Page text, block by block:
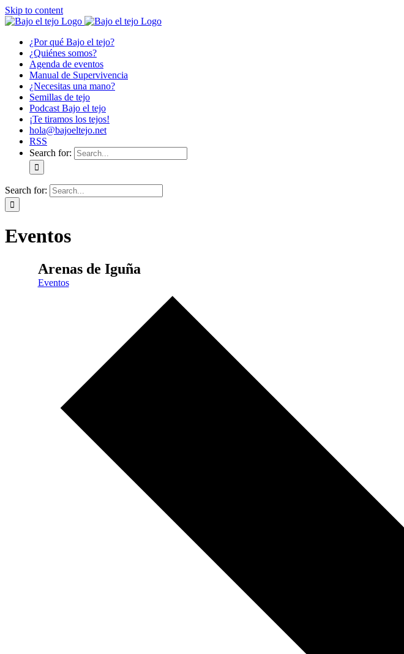
Skip to content
¿Por qué Bajo el tejo?
¿Quiénes somos?
Agenda de eventos
Manual de Supervivencia
¿Necesitas una mano?
Semillas de tejo
Podcast Bajo el tejo
¡Te tiramos los tejos!
hola@bajoeltejo.net
RSS
Search for:
Search for:
Eventos
Arenas de Iguña
Eventos